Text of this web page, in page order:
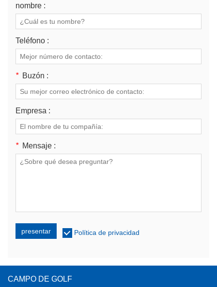
nombre :
Teléfono :
* Buzón :
Empresa :
* Mensaje :
presentar Política de privacidad
CAMPO DE GOLF